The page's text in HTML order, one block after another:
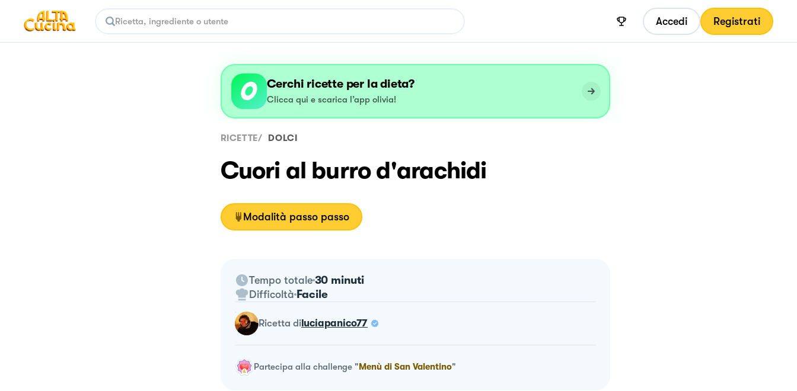
Accedi Registrati
Cerchi ricette per la dieta?
Clicca qui e scarica l’app olivia!
RICETTE/ DOLCI
Cuori al burro d'arachidi
Modalità passo passo
Tempo totale 30 minuti
Difficoltà Facile
ricetta diluciapanico77
Partecipa alla challenge"Menù di San Valentino"